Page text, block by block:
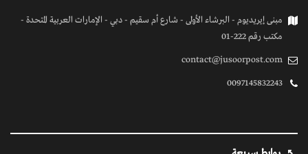
مبنى إيريديوم - البرشاء الأولى - شارع أم سقيم - دبي - الإمارات العربية المتحدة -
مكتب رقم 222-01
contact@jusoorpost.com
0097145832243